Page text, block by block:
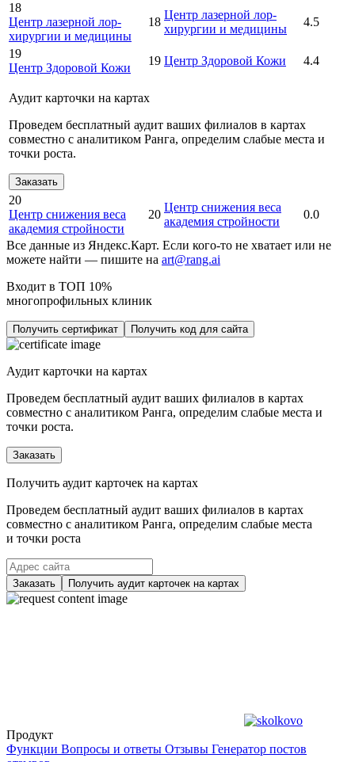
18
Центр лазерной лор-
хирургии и медицины
18
Центр лазерной лор-
хирургии и медицины
4.5
19
Центр Здоровой Кожи
19 Центр Здоровой Кожи 4.4
Аудит карточки на картах
Проведем бесплатный аудит ваших филиалов в картах
совместно с аналитиком Ранга, определим слабые места и
точки роста.
Заказать
20
Центр снижения веса
академия стройности
20
Центр снижения веса
академия стройности
0.0
Все данные из Яндекс.Карт. Если кого-то не хватает или не
можете найти — пишите на art@rang.ai
Входит в ТОП 10%
многопрофильных клиник
Получить сертификат Получить код для сайта
Аудит карточки на картах
Проведем бесплатный аудит ваших филиалов в картах
совместно с аналитиком Ранга, определим слабые места и
точки роста.
Заказать
Получить аудит карточек на картах
Проведем бесплатный аудит ваших филиалов в картах
совместно с аналитиком Ранга, определим слабые места
и точки роста
Заказать Получить аудит карточек на картах
Продукт
Функции Вопросы и ответы Отзывы Генератор постов